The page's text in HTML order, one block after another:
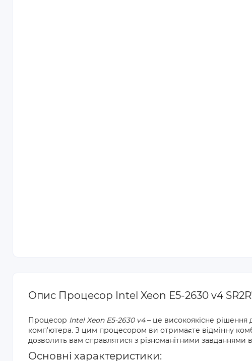
Опис Процесор Intel Xeon E5-2630 v4
Процесор Intel Xeon E5-2630 v4– це високоякісне рішення
комп'ютера. З цим процесором ви отримаєте відмінну
дозволить вам справлятися з різноманітними завданнями
Основні характеристики: